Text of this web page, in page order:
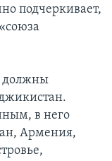
подчеркивает,
должны
в него
Армения,